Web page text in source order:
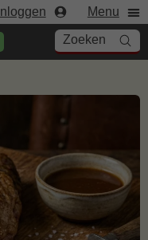
Inloggen Menu
Zoeken